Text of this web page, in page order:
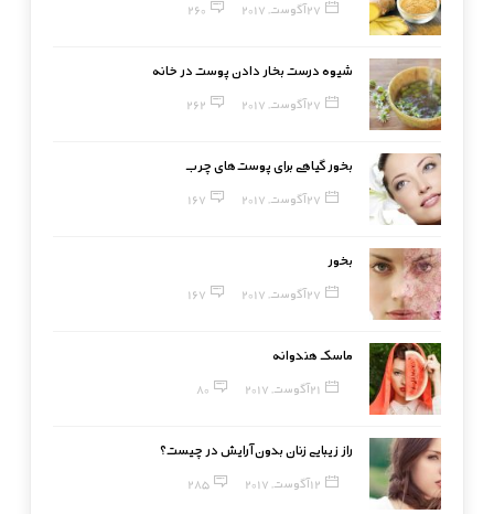
27 آگوست, 2017 260
شیوه درست بخار دادن پوست در خانه
27 آگوست, 2017 262
بخور گیاهی برای پوست‌های چرب
27 آگوست, 2017 167
بخور
27 آگوست, 2017 167
ماسک هندوانه
21 آگوست, 2017 80
راز زیبایی زنان بدون آرایش در چیست؟
12 آگوست, 2017 285